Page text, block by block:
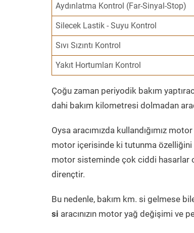
Aydınlatma Kontrol (Far-Sinyal-Stop)
Silecek Lastik - Suyu Kontrol
Sıvı Sızıntı Kontrol
Yakıt Hortumları Kontrol
Çoğu zaman periyodik bakım
dahi bakım kilometresi dolmadan
Oysa aracımızda kullandığımız
motor içerisinde ki tutunma özelliğini
motor sisteminde çok ciddi hasarlar
dirençtir.
Bu nedenle, bakım km. si gelmese
si aracınızın motor yağ değişimi ve